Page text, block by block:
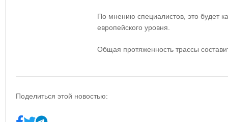
По мнению специалистов, это будет
европейского уровня.
Общая протяженность трассы
Поделиться этой новостью: